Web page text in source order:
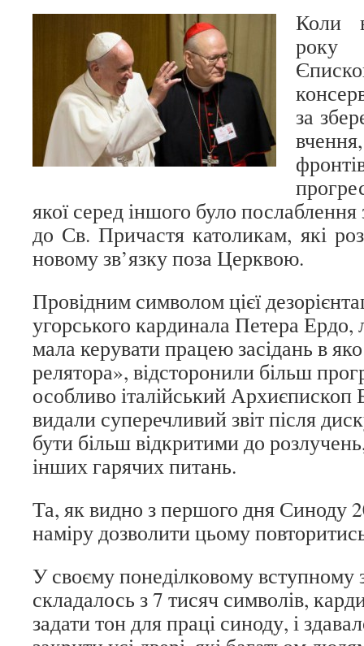
Коли
за
якої серед іншого було
до Св. Причастя католикам, які
новому зв’язку поза Церквою.
Провідним символом цієї
угорського кардинала Петера
мала керувати працею засідань в
релятора», відсторонили більш
особливо італійський Архиєпископ
видали суперечливий звіт після
бути більш відкритими до
інших гарячих питань.
Та, як видно з першого дня Синоду
наміру дозволити цьому
У своєму понеділковому вступному
складалось з 7 тисяч символів,
задати тон для праці синоду, і